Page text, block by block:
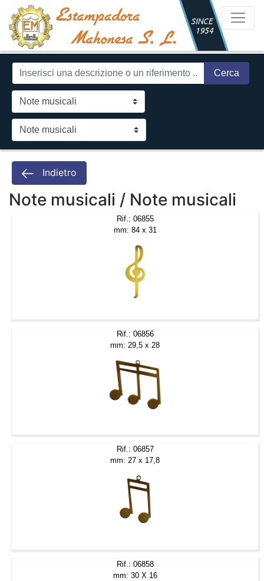
Cerca
Indietro
Note musicali / Note musicali
Rif.: 06855
mm: 84 x 31
Rif.: 06856
mm: 29,5 x 28
Rif.: 06857
mm: 27 x 17,8
Rif.: 06858
mm: 30 X 16